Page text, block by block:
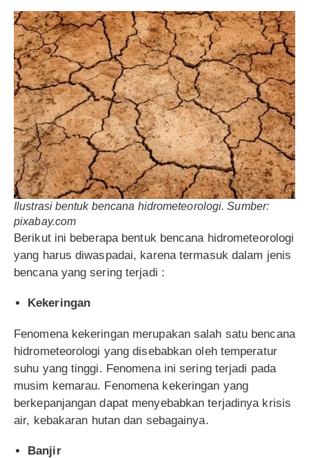
Ilustrasi bentuk bencana hidrometeorologi. Sumber:
pixabay.com
Berikut ini beberapa bentuk bencana hidrometeorologi
yang harus diwaspadai, karena termasuk dalam jenis
bencana yang sering terjadi :
Kekeringan
Fenomena kekeringan merupakan salah satu bencana
hidrometeorologi yang disebabkan oleh temperatur
suhu yang tinggi. Fenomena ini sering terjadi pada
musim kemarau. Fenomena kekeringan yang
berkepanjangan dapat menyebabkan terjadinya krisis
air, kebakaran hutan dan sebagainya.
Banjir